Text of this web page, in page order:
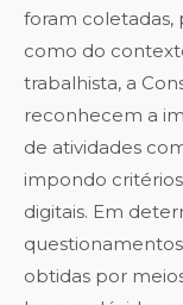
foram coletadas,
como do
trabalhista, a
reconhecem a
de atividades
impondo
digitais. Em
obtidas por